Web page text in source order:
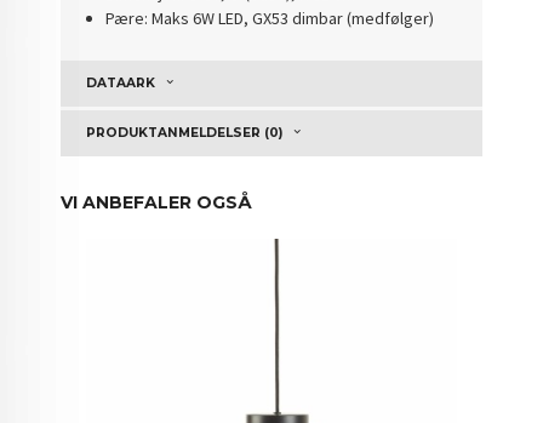
Pære: Maks 6W LED, GX53 dimbar (medfølger)
DATAARK
PRODUKTANMELDELSER (0)
VI ANBEFALER OGSÅ